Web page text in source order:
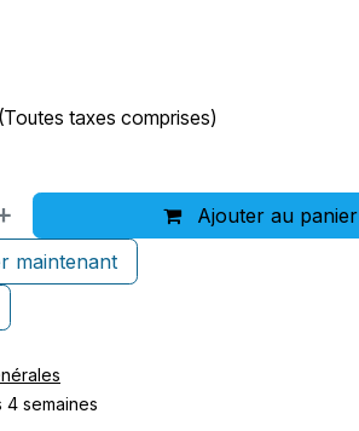
(Toutes taxes comprises)
Ajouter au panier
maintenant
4 semaines